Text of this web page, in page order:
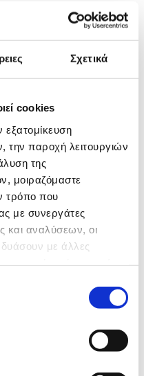
Σχετικά
cookies
εξατομίκευση
την παροχή λειτουργιών
της
μοιραζόμαστε
τρόπο που
με συνεργάτες
και αναλύσεων, οι
με άλλες
δήλωσε ο ΠτΔ
και Σούμι από